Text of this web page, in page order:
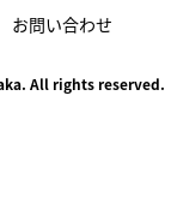
お問い合わせ
All rights reserved.